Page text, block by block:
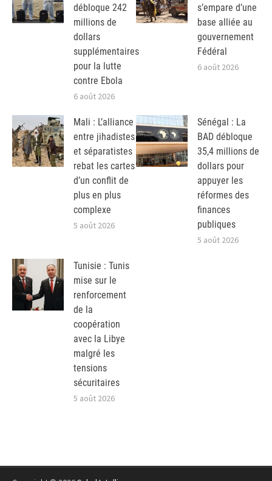
débloque 242
millions de
dollars
supplémentaires
pour la lutte
contre Ebola
6 août 2026
s’empare d’une
base alliée au
gouvernement
Fédéral
6 août 2026
Mali : L’alliance
entre jihadistes
et séparatistes
rebat les cartes
d’un conflit de
plus en plus
complexe
5 août 2026
Sénégal : La
BAD débloque
35,4 millions de
dollars pour
appuyer les
réformes des
finances
publiques
5 août 2026
Tunisie : Tunis
mise sur le
renforcement
de la
coopération
avec la Libye
malgré les
tensions
sécuritaires
5 août 2026